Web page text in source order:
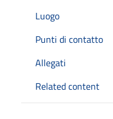
Luogo
Punti di contatto
Allegati
Related content